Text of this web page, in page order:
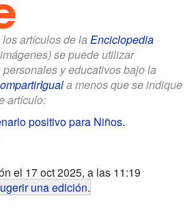
artículos de la Enciclopedia
se puede utilizar
y educativos bajo la
a menos que se indique
artículo:
positivo para Niños.
el 17 oct 2025, a las 11:19
una edición.